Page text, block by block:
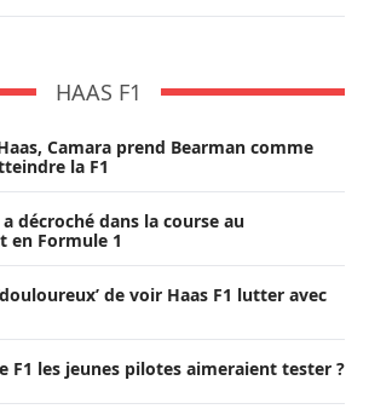
HAAS F1
Camara prend Bearman comme
la F1
décroché dans la course au
en Formule 1
de voir Haas F1 lutter avec
F1 les jeunes pilotes aimeraient tester ?